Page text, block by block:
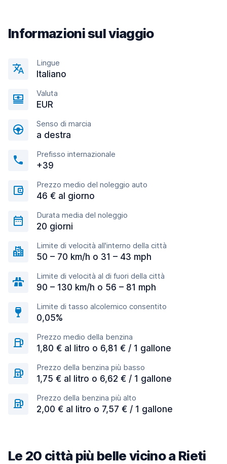
Informazioni sul viaggio
Lingue
Italiano
Valuta
EUR
Senso di marcia
a destra
Prefisso internazionale
+39
Prezzo medio del noleggio auto
46 € al giorno
Durata media del noleggio
20 giorni
Limite di velocità all'interno della città
50 – 70 km/h o 31 – 43 mph
Limite di velocità al di fuori della città
90 – 130 km/h o 56 – 81 mph
Limite di tasso alcolemico consentito
0,05%
Prezzo medio della benzina
1,80 € al litro o 6,81 € / 1 gallone
Prezzo della benzina più basso
1,75 € al litro o 6,62 € / 1 gallone
Prezzo della benzina più alto
2,00 € al litro o 7,57 € / 1 gallone
Le 20 città più belle vicino a Rieti